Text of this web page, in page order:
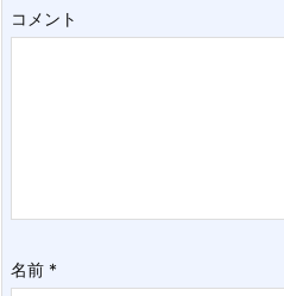
コメント
名前 *